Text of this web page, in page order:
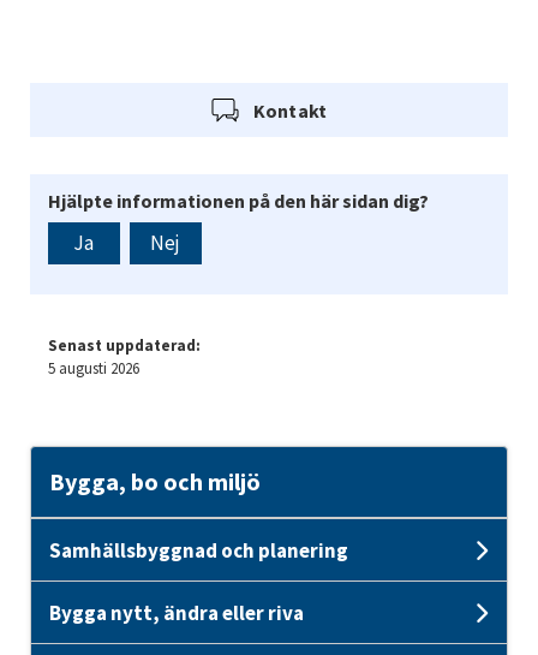
Kontakt
Hjälpte informationen på den här sidan dig?
Ja Nej
Senast uppdaterad:
5 augusti 2026
Bygga, bo och miljö
Samhällsbyggnad och planering
Bygga nytt, ändra eller riva